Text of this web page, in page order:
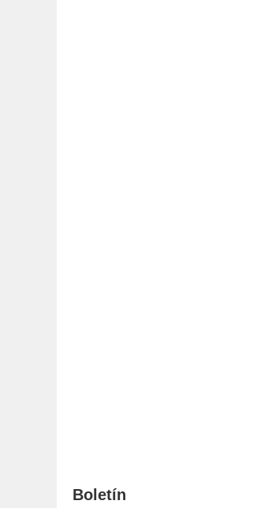
Boletín